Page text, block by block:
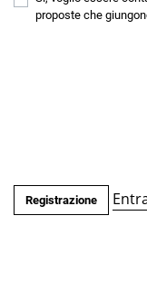
proposte che
Registrazione